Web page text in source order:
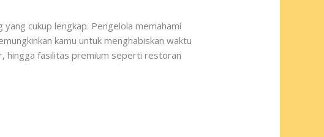
cukup lengkap. Pengelola memahami
kamu untuk menghabiskan waktu
hingga fasilitas premium seperti restoran